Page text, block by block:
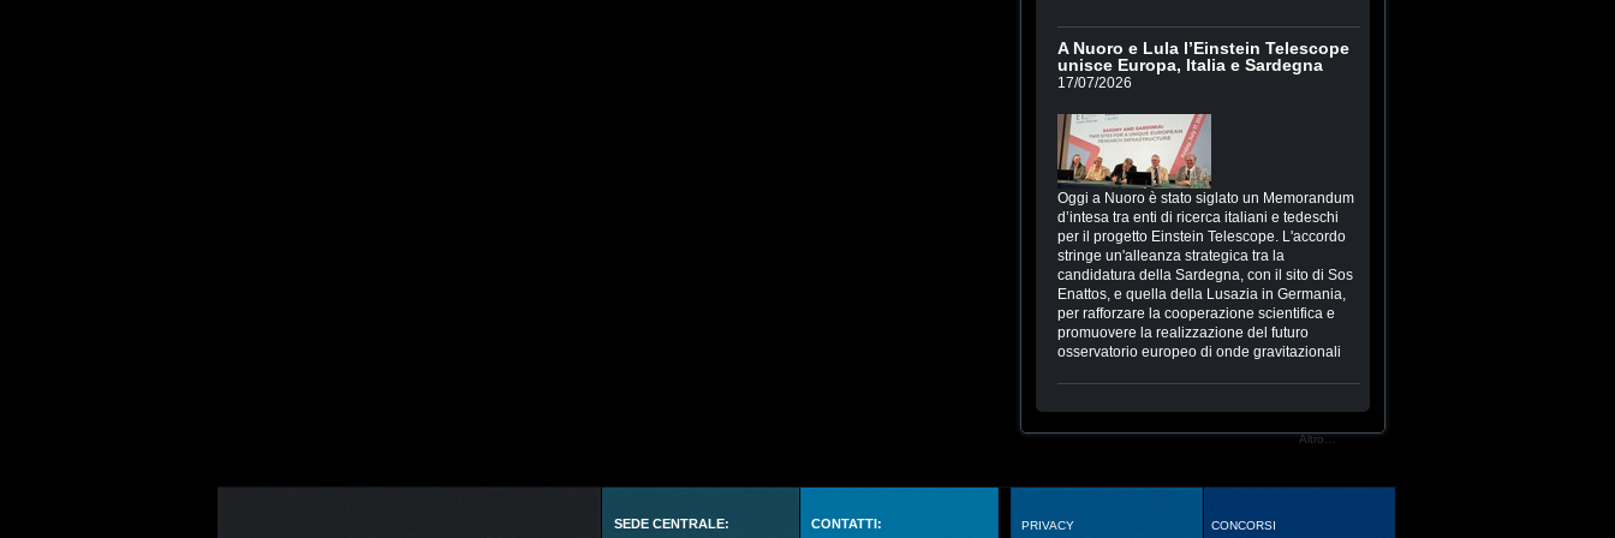
A Nuoro e Lula l’Einstein Telescope
unisce Europa, Italia e Sardegna
17/07/2026
Oggi a Nuoro è stato siglato un Memorandum
d’intesa tra enti di ricerca italiani e tedeschi
per il progetto Einstein Telescope. L'accordo
stringe un'alleanza strategica tra la
candidatura della Sardegna, con il sito di Sos
Enattos, e quella della Lusazia in Germania,
per rafforzare la cooperazione scientifica e
promuovere la realizzazione del futuro
osservatorio europeo di onde gravitazionali
Altro…
SEDE CENTRALE: CONTATTI: PRIVACY CONCORSI